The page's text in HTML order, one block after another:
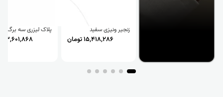
زنجیر ونیزی سفید
15,418,286 تومان
پلاک لیزری سه برگ
3,601,868 تومان